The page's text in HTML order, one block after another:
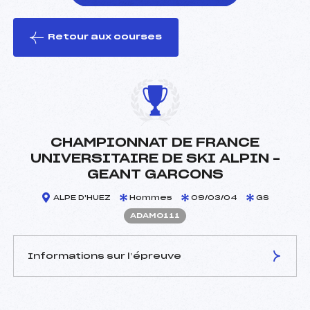
le ski
Retour aux courses
CHAMPIONNAT DE FRANCE
UNIVERSITAIRE DE SKI ALPIN –
GEANT GARCONS
ALPE D'HUEZ Hommes 09/03/04 GS
ADAM0111
Informations sur l’épreuve